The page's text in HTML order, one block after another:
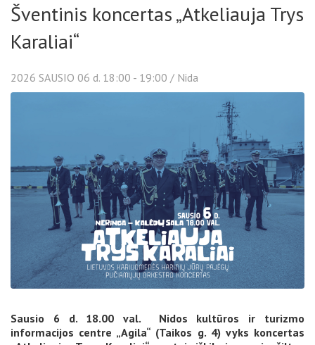
Šventinis koncertas „Atkeliauja Trys
Karaliai“
2026 SAUSIO 06 d. 18:00 - 19:00 / Nida
Sausio 6 d. 18.00 val. Nidos kultūros ir turizmo
informacijos centre „Agila“ (Taikos g. 4) vyks koncertas